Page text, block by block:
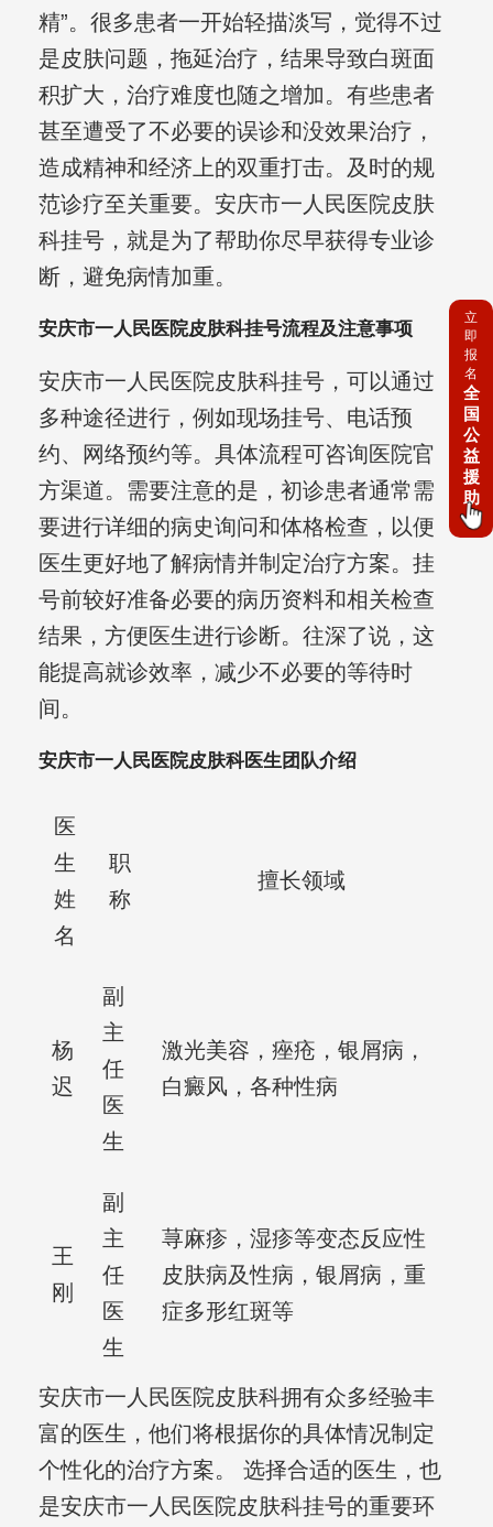
精”。很多患者一开始轻描淡写，觉得不过
是皮肤问题，拖延治疗，结果导致白斑面
积扩大，治疗难度也随之增加。有些患者
甚至遭受了不必要的误诊和没效果治疗，
造成精神和经济上的双重打击。及时的规
范诊疗至关重要。安庆市一人民医院皮肤
科挂号，就是为了帮助你尽早获得专业诊
断，避免病情加重。
安庆市一人民医院皮肤科挂号流程及注意事项
安庆市一人民医院皮肤科挂号，可以通过
多种途径进行，例如现场挂号、电话预
约、网络预约等。具体流程可咨询医院官
方渠道。需要注意的是，初诊患者通常需
要进行详细的病史询问和体格检查，以便
医生更好地了解病情并制定治疗方案。挂
号前较好准备必要的病历资料和相关检查
结果，方便医生进行诊断。往深了说，这
能提高就诊效率，减少不必要的等待时
间。
安庆市一人民医院皮肤科医生团队介绍
医
生
姓
名
职
称
擅长领域
杨
迟
副
主
任
医
生
激光美容，痤疮，银屑病，
白癜风，各种性病
王
刚
副
主
任
医
生
荨麻疹，湿疹等变态反应性
皮肤病及性病，银屑病，重
症多形红斑等
安庆市一人民医院皮肤科拥有众多经验丰
富的医生，他们将根据你的具体情况制定
个性化的治疗方案。 选择合适的医生，也
是安庆市一人民医院皮肤科挂号的重要环
立
即
报
名
全
国
公
益
援
助